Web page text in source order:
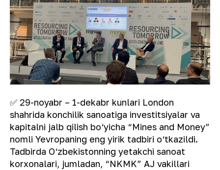
✅ 29-noyabr – 1-dekabr kunlari London
shahrida konchilik sanoatiga investitsiyalar va
kapitalni jalb qilish bo‘yicha “Mines and Money”
nomli Yevropaning eng yirik tadbiri o‘tkazildi.
Tadbirda O‘zbekistonning yetakchi sanoat
korxonalari, jumladan, “NKMK” AJ vakillari